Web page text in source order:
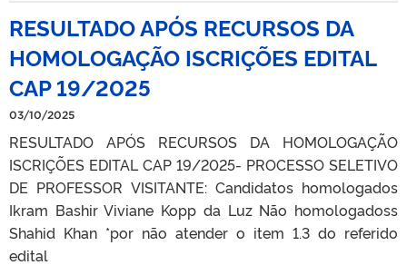
RESULTADO APÓS RECURSOS DA
HOMOLOGAÇÃO ISCRIÇÕES EDITAL
CAP 19/2025
03/10/2025
RESULTADO APÓS RECURSOS DA HOMOLOGAÇÃO
ISCRIÇÕES EDITAL CAP 19/2025- PROCESSO SELETIVO
DE PROFESSOR VISITANTE: Candidatos homologados
Ikram Bashir Viviane Kopp da Luz Não homologadoss
Shahid Khan *por não atender o item 1.3 do referido
edital